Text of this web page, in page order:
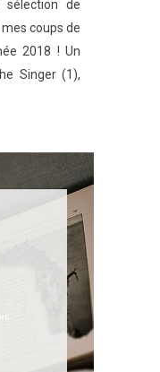
sélection de
coups de
2018 ! Un
Singer (1),